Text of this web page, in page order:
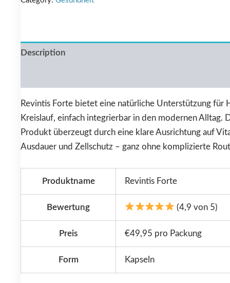
Description
Revintis Forte bietet eine natürliche Unterstützung für
Kreislauf, einfach integrierbar in den modernen Alltag.
Produkt überzeugt durch eine klare Ausrichtung auf
Ausdauer und Zellschutz – ganz ohne komplizierte
Produktname Revintis Forte
Bewertung (4,9 von 5)
Preis €49,95 pro Packung
Form Kapseln